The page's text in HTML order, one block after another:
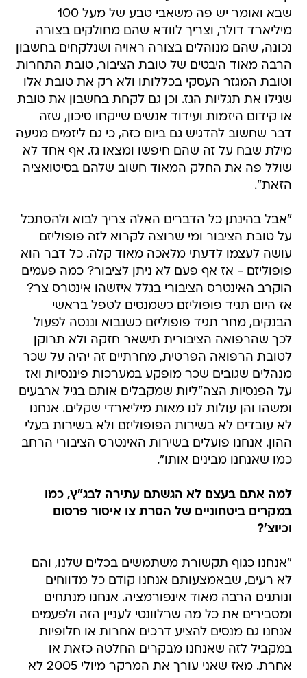
שבא ואומר יש פה משאבי טבע של מעל 100
מיליארד דולר, וצריך לוודא שהם מחולקים בצורה
נכונה, שהם מנוהלים בצורה ראויה ושנלקחים בחשבון
הרבה מאוד היבטים של טובת הציבור, טובת התחרות
וטובת המגזר העסקי בכללותו ולא רק את טובת אלו
שגילו את תגליות הגז. וכן גם לקחת בחשבון את טובת
או קידום היזמות ועידוד אנשים שייקחו סיכון, שזה
דבר שחשוב להדגיש גם ביום כזה, כי גם ליזמים מגיעה
מילת שבח על זה שהם חיפשו ומצאו גז. אף אחד לא
שולל פה את החלק המאוד חשוב שלהם בסיטואציה
הזאת".
"אבל בהינתן כל הדברים האלה צריך לבוא ולהסתכל
על טובת הציבור ומי שרוצה לקרוא לזה פופוליזם
עושה לעצמו לדעתי מלאכה מאוד קלה. כל דבר הוא
פופוליזם - אז אף פעם לא ניתן לציבור? כמה פעמים
הוקרב האינטרס הציבורי בגלל איזשהו אינטרס צר?
אז היום תגיד פופוליזם כשמנסים לטפל בראשי
הבנקים, מחר תגיד פופוליזם כשנבוא וננסה לפעול
לכך שהרפואה הציבורית תישאר חזקה ולא תרוקן
לטובת הרפואה הפרטית, מחרתיים זה יהיה על שכר
מנהלים שגובים שכר מופקע במערכות פיננסיות ואז
על הפנסיות הצה"ליות שמקבלים אותם בגיל ארבעים
ומשהו והן עולות לנו מאות מיליארדי שקלים. אנחנו
לא עובדים לא בשירות הפופוליזם ולא בשירות בעלי
ההון. אנחנו פועלים בשירות האינטרס הציבורי הרחב
כמו שאנחנו מבינים אותו".
למה אתם בעצם לא הגשתם עתירה לבג"ץ, כמו
במקרים ביטחוניים של הסרת צו איסור פרסום
וכיוצ'?
"אנחנו כגוף תקשורת משתמשים בכלים שלנו, והם
לא רעים, שבאמצעותם אנחנו קודם כל מדווחים
ונותנים הרבה מאוד אינפורמציה. אנחנו מנתחים
ומסבירים את כל מה שרלוונטי לעניין הזה ולפעמים
אנחנו גם מנסים להציע דרכים אחרות או חלופיות
במקביל לזה שאנחנו מבקרים החלטה כזאת או
אחרת. מאז שאני עורך את המרקר מיולי 2005 לא